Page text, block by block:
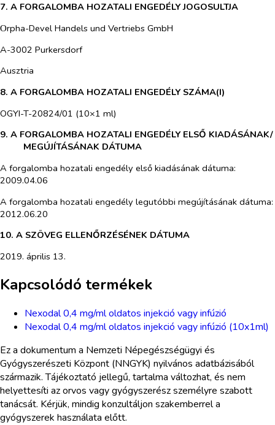
7. A FORGALOMBA HOZATALI ENGEDÉLY JOGOSULTJA
Οrpha-Devel Handels und Vertriebs GmbH
A-3002 Purkersdorf
Ausztria
8. A FORGALOMBA HOZATALI ENGEDÉLY SZÁMA(I)
OGYI-T-20824/01 (10×1 ml)
9. A FORGALOMBA HOZATALI ENGEDÉLY ELSŐ KIADÁSÁNAK/
MEGÚJÍTÁSÁNAK DÁTUMA
A forgalomba hozatali engedély első kiadásának dátuma:
2009.04.06
A forgalomba hozatali engedély legutóbbi megújításának dátuma:
2012.06.20
10. A SZÖVEG ELLENŐRZÉSÉNEK DÁTUMA
2019. április 13.
Kapcsolódó termékek
Nexodal 0,4 mg/ml oldatos injekció vagy infúzió
Nexodal 0,4 mg/ml oldatos injekció vagy infúzió (10x1ml)
Ez a dokumentum a Nemzeti Népegészségügyi és
Gyógyszerészeti Központ (NNGYK) nyilvános adatbázisából
származik. Tájékoztató jellegű, tartalma változhat, és nem
helyettesíti az orvos vagy gyógyszerész személyre szabott
tanácsát. Kérjük, mindig konzultáljon szakemberrel a
gyógyszerek használata előtt.